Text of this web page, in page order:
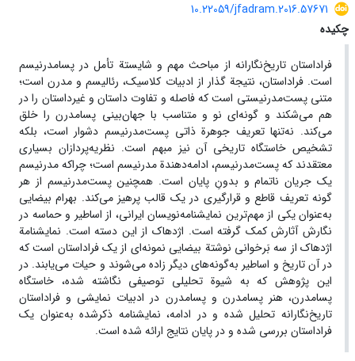
10.22059/jfadram.2016.57671
چکیده
فراداستان تاریخ‌نگارانه از مباحث مهم و شایستة تأمل در پسامدرنیسم
است. فراداستان، نتیجة گذار از ادبیات کلاسیک، رئالیسم و مدرن است؛
متنی پست‌مدرنیستی است که فاصله و تفاوت داستان و غیرداستان را در
هم می‌شکند و گونه‌ای نو و متناسب با جهان‌بینی پسامدرن را خلق
می‌کند. نه‌تنها تعریف جوهرة ذاتی پست‌مدرنیسم دشوار است، بلکه
تشخیص خاستگاه تاریخی آن نیز مبهم است. نظریه‌پردازان بسیاری
معتقدند که پست‌مدرنیسم، ادامه‌دهندة مدرنیسم است؛ چراکه مدرنیسم
یک جریان ناتمام و بدونِ پایان است. همچنین پست‌مدرنیسم از هر
گونه تعریف قاطع و قرارگیری در یک قالب پرهیز می‌کند. بهرام بیضایی
به‌عنوان یکی از مهم‌ترین نمایشنامه‌نویسان ایرانی، از اساطیر و حماسه در
نگارش آثارش کمک گرفته است. اژدهاک از این دسته است. نمایشنامة
اژدهاک از سه ‌بَرخوانی نوشتة بیضایی نمونه‌ای از یک فراداستان است که
در آن تاریخ و اساطیر به‌گونه‌های دیگر زاده می‌شوند و حیات می‌یابند. در
این پژوهش که به شیوة تحلیلی توصیفی نگاشته شده، خاستگاه
پسامدرن، هنر پسامدرن و پسامدرن در ادبیات نمایشی و فراداستان
‌تاریخ‌نگارانه تحلیل شده و در ادامه، نمایشنامه ذکرشده به‌عنوان یک
فراداستان بررسی شده و در پایان نتایج ارائه شده است.